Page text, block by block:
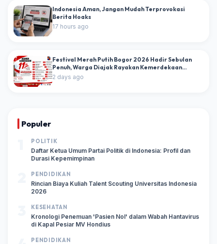
Indonesia Aman, Jangan Mudah Terprovokasi
Berita Hoaks
17 hours ago
Festival Merah Putih Bogor 2026 Hadir Sebulan
Penuh, Warga Diajak Rayakan Kemerdekaan
dengan Puluhan Agenda Kebangsaan
2 days ago
Populer
POLITIK
Daftar Ketua Umum Partai Politik di Indonesia: Profil dan
Durasi Kepemimpinan
PENDIDIKAN
Rincian Biaya Kuliah Talent Scouting Universitas Indonesia
2026
KESEHATAN
Kronologi Penemuan 'Pasien Nol' dalam Wabah Hantavirus
di Kapal Pesiar MV Hondius
PENDIDIKAN